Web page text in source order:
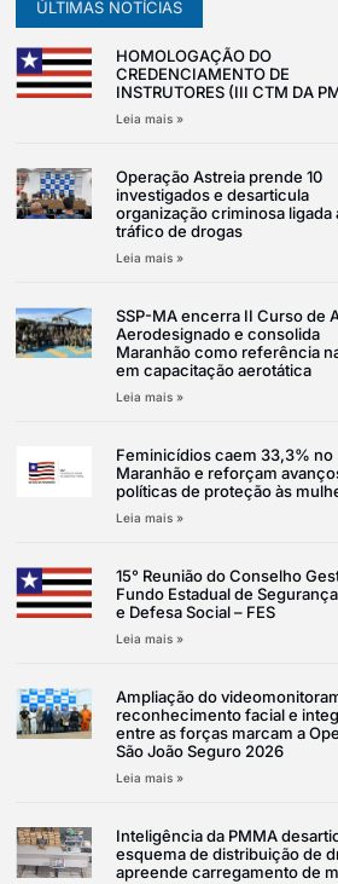
ÚLTIMAS NOTÍCIAS
HOMOLOGAÇÃO DO
CREDENCIAMENTO DE
INSTRUTORES (III CTM DA
Leia mais »
Operação Astreia prende 10
investigados e desarticula
organização criminosa ligada
tráfico de drogas
Leia mais »
SSP-MA encerra II Curso de
Aerodesignado e consolida
Maranhão como referência
em capacitação aerotática
Leia mais »
Feminicídios caem 33,3% no
Maranhão e reforçam
políticas de proteção às
Leia mais »
15° Reunião do Conselho
Fundo Estadual de
e Defesa Social – FES
Leia mais »
Ampliação do
reconhecimento facial e
entre as forças marcam a
São João Seguro 2026
Leia mais »
Inteligência da PMMA
esquema de distribuição de
apreende carregamento de